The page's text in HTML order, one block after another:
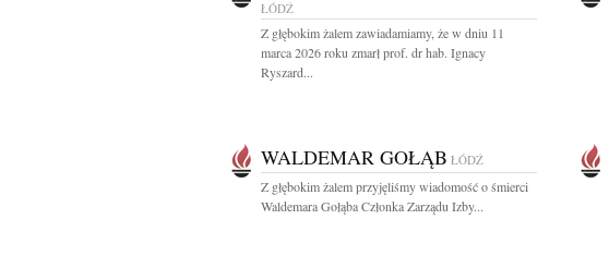
ŁÓDŹ
Z głębokim żalem zawiadamiamy, że w dniu 11
marca 2026 roku zmarł prof. dr hab. Ignacy
Ryszard...
WALDEMAR GOŁĄB ŁÓDŹ
Z głębokim żalem przyjęliśmy wiadomość o śmierci
Waldemara Gołąba Członka Zarządu Izby...